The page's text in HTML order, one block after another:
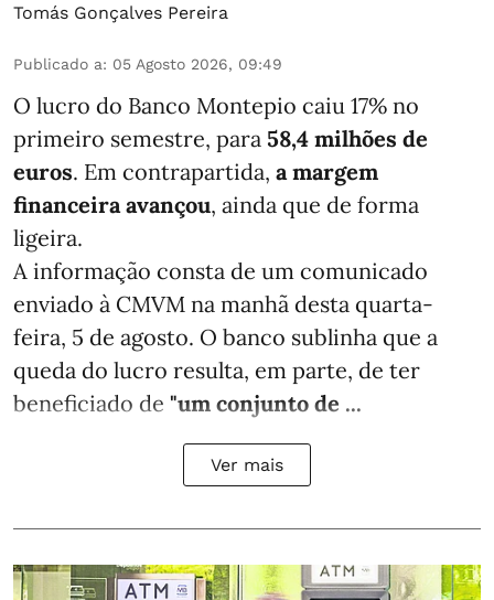
Tomás Gonçalves Pereira
Publicado a: 05 Agosto 2026, 09:49
O lucro do Banco Montepio caiu 17% no
primeiro semestre, para 58,4 milhões de
euros. Em contrapartida, a margem
financeira avançou, ainda que de forma
ligeira.
A informação consta de um comunicado
enviado à CMVM na manhã desta quarta-
feira, 5 de agosto. O banco sublinha que a
queda do lucro resulta, em parte, de ter
beneficiado de "um conjunto de ...
Ver mais